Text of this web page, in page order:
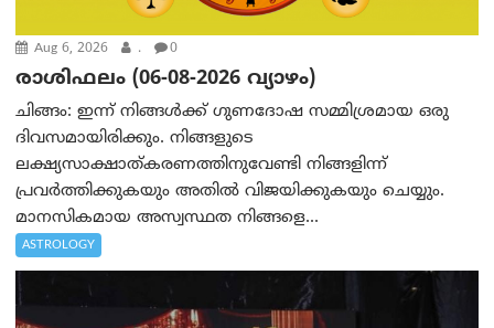
Aug 6, 2026 . 0
രാശിഫലം (06-08-2026 വ്യാഴം)
ചിങ്ങം: ഇന്ന് നിങ്ങൾക്ക് ഗുണദോഷ സമ്മിശ്രമായ ഒരു
ദിവസമായിരിക്കും. നിങ്ങളുടെ
ലക്ഷ്യസാക്ഷാത്കരണത്തിനുവേണ്ടി നിങ്ങളിന്ന്
പ്രവർത്തിക്കുകയും അതില്‍ വിജയിക്കുകയും ചെയ്യും.
മാനസികമായ അസ്വസ്ഥത നിങ്ങളെ...
ASTROLOGY